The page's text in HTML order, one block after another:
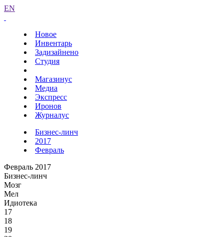
EN
Новое
Инвентарь
Задизайнено
Студия
Магазинус
Медиа
Экспресс
Иронов
Журналус
Бизнес-линч
2017
Февраль
Февраль 2017
Бизнес-линч
Мозг
Мел
Идиотека
17
18
19